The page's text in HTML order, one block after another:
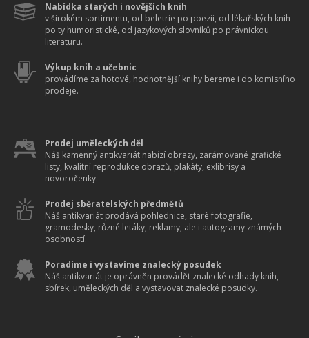
Nabídka starých i novějších knih
v širokém sortimentu, od beletrie po poezii, od lékařských knih
po ty humoristické, od jazykových slovníků po právnickou
literaturu.
Výkup knih a učebnic
provádíme za hotové, hodnotnější knihy bereme i do komisního
prodeje.
Prodej uměleckých děl
Náš kamenný antikvariát nabízí obrazy, zarámované grafické
listy, kvalitní reprodukce obrazů, plakáty, exlibrisy a
novoročenky.
Prodej sběratelských předmětů
Náš antikvariát prodává pohlednice, staré fotografie,
gramodesky, různé letáky, reklamy, ale i autogramy známých
osobností.
Poradíme i vystavíme znalecký posudek
Náš antikvariát je oprávněn provádět znalecké odhady knih,
sbírek, uměleckých děl a vystavovat znalecké posudky.